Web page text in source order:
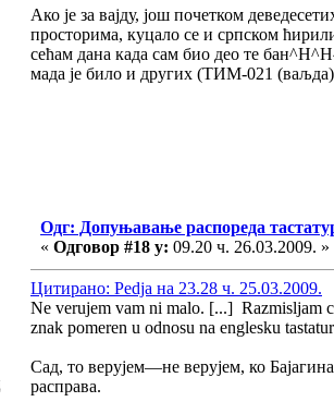
Ако је за вајду, још почетком
просторима, куцало се и српском
сећам дана када сам био део те
мада је било и других (ТИМ-021
Одг: Допуњавање распореда
« Одговор #18 у: 09.20 ч. 26.03.2009. »
Цитирано: Pedja на 23.28 ч. 25.03.2009.
Ne verujem vam ni malo. [...] Razmisljam
znak pomeren u odnosu na englesku
Сад, то верујем—не верујем, ко
расправа.